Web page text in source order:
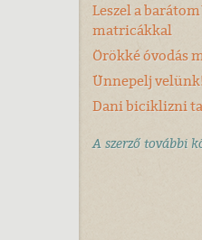
Leszel a
matricákkal
Örökké óvodás
Ünnepelj
Dani biciklizni
A szerző további